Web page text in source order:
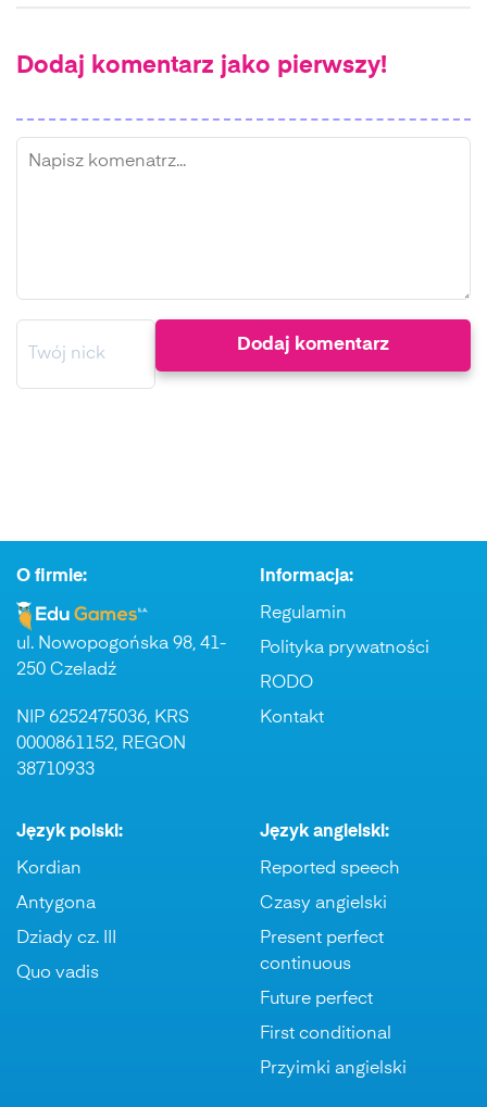
Dodaj komentarz jako pierwszy!
O firmie:
ul. Nowopogońska 98, 41-
250 Czeladź
NIP 6252475036, KRS
0000861152, REGON
38710933
Informacja:
Regulamin
Polityka prywatności
RODO
Kontakt
Język polski:
Kordian
Antygona
Dziady cz. III
Quo vadis
Język angielski:
Reported speech
Czasy angielski
Present perfect
continuous
Future perfect
First conditional
Przyimki angielski